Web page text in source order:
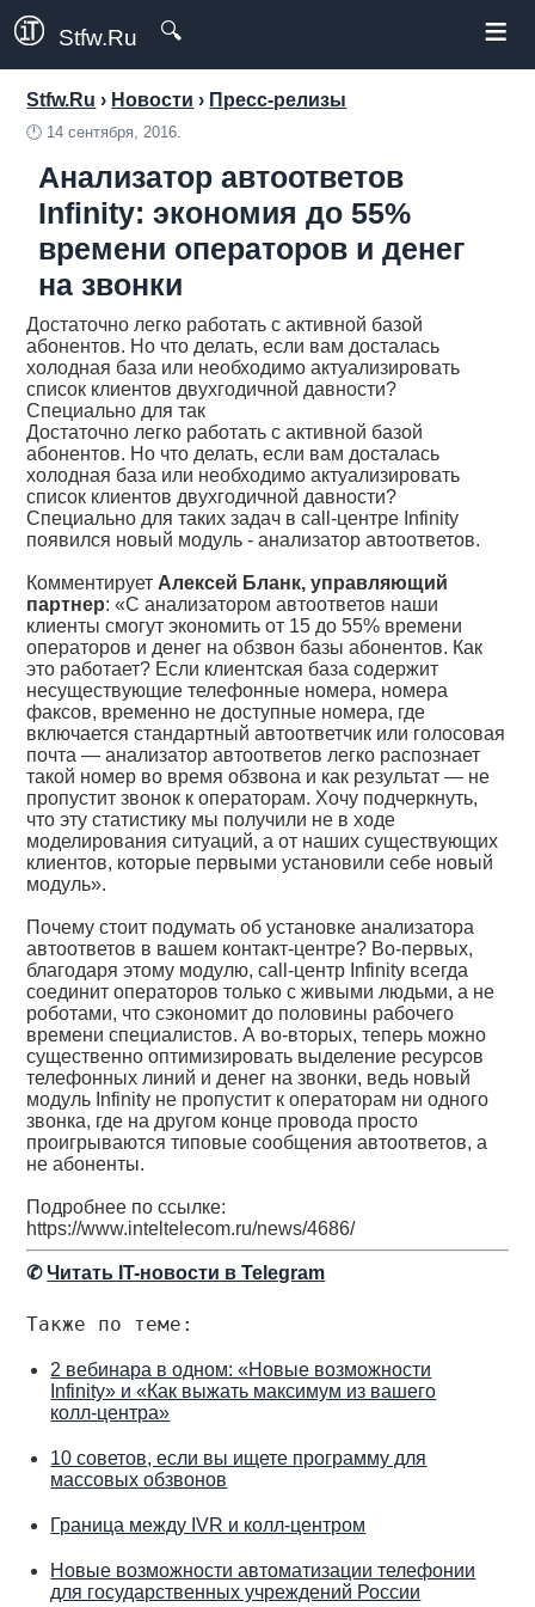
Stfw.Ru 🔍 ≡
Stfw.Ru › Новости › Пресс-релизы
🕛 14 сентября, 2016.
Анализатор автоответов
Infinity: экономия до 55%
времени операторов и денег
на звонки
Достаточно легко работать с активной базой
абонентов. Но что делать, если вам досталась
холодная база или необходимо актуализировать
список клиентов двухгодичной давности?
Специально для так
Достаточно легко работать с активной базой
абонентов. Но что делать, если вам досталась
холодная база или необходимо актуализировать
список клиентов двухгодичной давности?
Специально для таких задач в call-центре Infinity
появился новый модуль - анализатор автоответов.
Комментирует Алексей Бланк, управляющий
партнер: «С анализатором автоответов наши
клиенты смогут экономить от 15 до 55% времени
операторов и денег на обзвон базы абонентов. Как
это работает? Если клиентская база содержит
несуществующие телефонные номера, номера
факсов, временно не доступные номера, где
включается стандартный автоответчик или голосовая
почта — анализатор автоответов легко распознает
такой номер во время обзвона и как результат — не
пропустит звонок к операторам. Хочу подчеркнуть,
что эту статистику мы получили не в ходе
моделирования ситуаций, а от наших существующих
клиентов, которые первыми установили себе новый
модуль».
Почему стоит подумать об установке анализатора
автоответов в вашем контакт-центре? Во-первых,
благодаря этому модулю, call-центр Infinity всегда
соединит операторов только с живыми людьми, а не
роботами, что сэкономит до половины рабочего
времени специалистов. А во-вторых, теперь можно
существенно оптимизировать выделение ресурсов
телефонных линий и денег на звонки, ведь новый
модуль Infinity не пропустит к операторам ни одного
звонка, где на другом конце провода просто
проигрываются типовые сообщения автоответов, а
не абоненты.
Подробнее по ссылке:
https://www.inteltelecom.ru/news/4686/
✆Читать IT-новости в Telegram
Также по теме:
2 вебинара в одном: «Новые возможности
Infinity» и «Как выжать максимум из вашего
колл-центра»
10 советов, если вы ищете программу для
массовых обзвонов
Граница между IVR и колл-центром
Новые возможности автоматизации телефонии
для государственных учреждений России